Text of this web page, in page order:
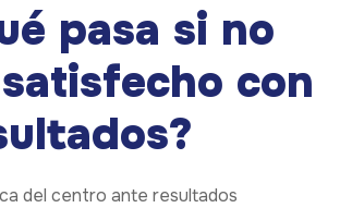
pasa si no
con
del centro ante resultados